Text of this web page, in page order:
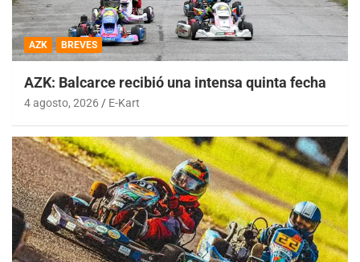
AZK BREVES
AZK: Balcarce recibió una intensa quinta fecha
4 agosto, 2026 E-Kart